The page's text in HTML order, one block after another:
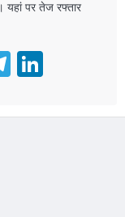
यहां पर तेज रफ्तार
Telegram
LinkedIn